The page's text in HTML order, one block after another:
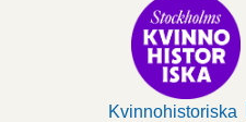
Kvinnohistoriska